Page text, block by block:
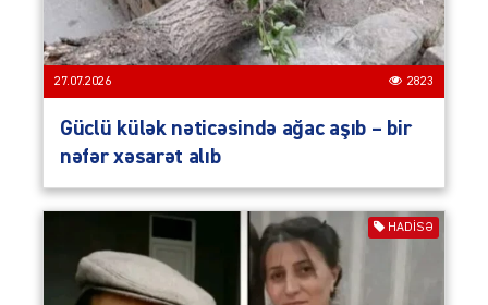
27.07.2026 2823
Güclü külək nəticəsində ağac aşıb – bir
nəfər xəsarət alıb
HADISƏ